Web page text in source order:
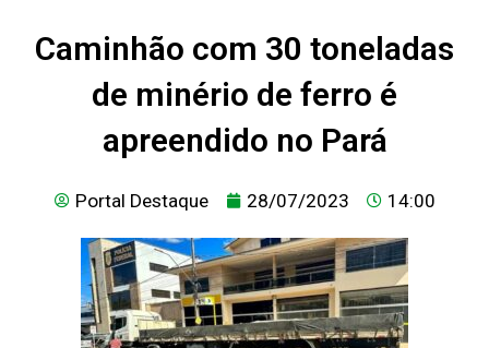
Caminhão com 30 toneladas
de minério de ferro é
apreendido no Pará
Portal Destaque 28/07/2023 14:00